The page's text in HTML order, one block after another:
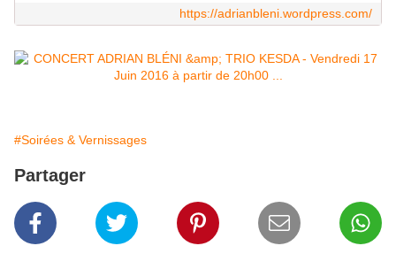
https://adrianbleni.wordpress.com/
#Soirées & Vernissages
Partager